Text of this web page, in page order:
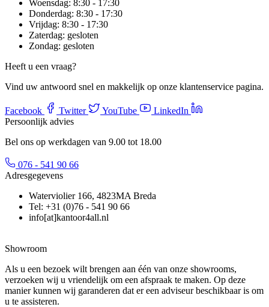
Woensdag: 8:30 - 17:30
Donderdag: 8:30 - 17:30
Vrijdag: 8:30 - 17:30
Zaterdag: gesloten
Zondag: gesloten
Heeft u een vraag?
Vind uw antwoord snel en makkelijk op onze klantenservice pagina.
Facebook Twitter YouTube
LinkedIn
Persoonlijk advies
Bel ons op werkdagen van 9.00 tot 18.00
076 - 541 90 66
Adresgegevens
Waterviolier 166, 4823MA Breda
Tel: +31 (0)76 - 541 90 66
info[at]kantoor4all.nl
Showroom
Als u een bezoek wilt brengen aan één van onze showrooms,
verzoeken wij u vriendelijk om een afspraak te maken. Op deze
manier kunnen wij garanderen dat er een adviseur beschikbaar is om
u te assisteren.